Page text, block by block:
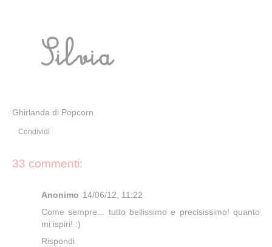
Ghirlanda di Popcorn
Condividi
33 commenti:
Anonimo 14/06/12, 11:22
Come sempre... tutto bellissimo e precisissimo! quanto
mi ispiri! :)
Rispondi